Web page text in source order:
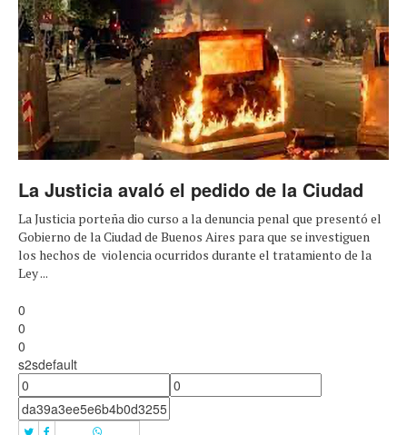
La Justicia avaló el pedido de la Ciudad
La Justicia porteña dio curso a la denuncia penal que presentó el
Gobierno de la Ciudad de Buenos Aires para que se investiguen
los hechos de violencia ocurridos durante el tratamiento de la
Ley ...
0
0
0
s2sdefault